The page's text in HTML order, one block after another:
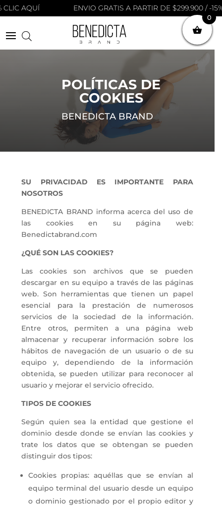
AQUÍ ENVIO GRATIS A PARTIR DE $299.900 / -15%
POLÍTICAS DE
COOKIES
BENEDICTA BRAND
SU PRIVACIDAD ES IMPORTANTE PARA
NOSOTROS
BENEDICTA BRAND informa acerca del uso de
las cookies en su página web:
Benedictabrand.com
¿QUÉ SON LAS COOKIES?
Las cookies son archivos que se pueden
descargar en su equipo a través de las páginas
web. Son herramientas que tienen un papel
esencial para la prestación de numerosos
servicios de la sociedad de la información.
Entre otros, permiten a una página web
almacenar y recuperar información sobre los
hábitos de navegación de un usuario o de su
equipo y, dependiendo de la información
obtenida, se pueden utilizar para reconocer al
usuario y mejorar el servicio ofrecido.
TIPOS DE COOKIES
Según quien sea la entidad que gestione el
dominio desde donde se envían las cookies y
trate los datos que se obtengan se pueden
distinguir dos tipos:
Cookies propias: aquéllas que se envían al
equipo terminal del usuario desde un equipo
o dominio gestionado por el propio editor y
0